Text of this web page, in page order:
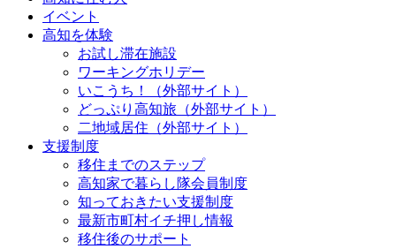
イベント
高知を体験
お試し滞在施設
ワーキングホリデー
いこうち！（外部サイト）
どっぷり高知旅（外部サイト）
二地域居住（外部サイト）
支援制度
移住までのステップ
高知家で暮らし隊会員制度
知っておきたい支援制度
最新市町村イチ押し情報
移住後のサポート